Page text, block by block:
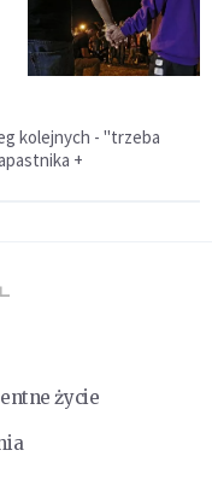
kolejnych - "trzeba
+
życie